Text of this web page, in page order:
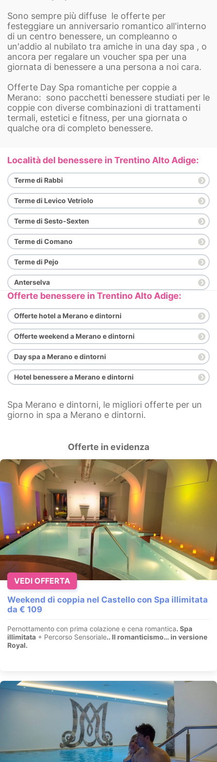
Sono sempre più diffuse le offerte per
festeggiare un anniversario romantico all'interno
di un centro benessere, un compleanno o
un'addio al nubilato tra amiche in una day spa , o
ancora per regalare un voucher spa per una
giornata di benessere a una persona a noi cara.
Offerte Day Spa romantiche per coppie a
Merano: sono pacchetti benessere studiati per le
coppie con diverse combinazioni di trattamenti
termali, estetici e fitness, per una giornata o
qualche ora di completo benessere.
Località del benessere in Trentino Alto Adige:
Terme di Rabbi
Terme di Levico Vetriolo
Terme di Sesto-Sexten
Terme di Comano
Terme di Pejo
Anterselva
Offerte benessere in Trentino Alto Adige:
Offerte hotel a Merano e dintorni
Offerte weekend a Merano e dintorni
Day spa a Merano e dintorni
Hotel benessere a Merano e dintorni
Spa Merano e dintorni, le migliori offerte per un
giorno in spa a Merano e dintorni.
Offerte in evidenza
Weekend di coppia nel Castello con Spa illimitata
da € 109
Pernottamento con prima colazione e cena romantica. Spa
illimitata + Percorso Sensoriale.. Il romanticismo… in versione
Royal.
VEDI OFFERTA